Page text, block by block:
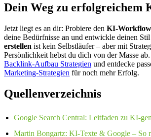
Dein Weg zu erfolgreichem
Jetzt liegt es an dir: Probiere den KI-Workflow
deine Bedürfnisse an und entwickle deinen
erstellen ist kein Selbstläufer – aber mit
Persönlichkeit hebst du dich von der Masse
Backlink-Aufbau Strategien und entdecke
Marketing-Strategien für noch mehr Erfolg.
Quellenverzeichnis
Google Search Central: Leitfaden zu KI-
Martin Bongartz: KI-Texte & Google – So